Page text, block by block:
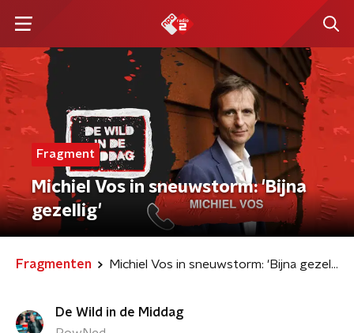
Fragment
Michiel Vos in sneuwstorm: 'Bijna
gezellig'
Fragmenten Michiel Vos in sneuwstorm: 'Bijna gezellig'
De Wild in de Middag